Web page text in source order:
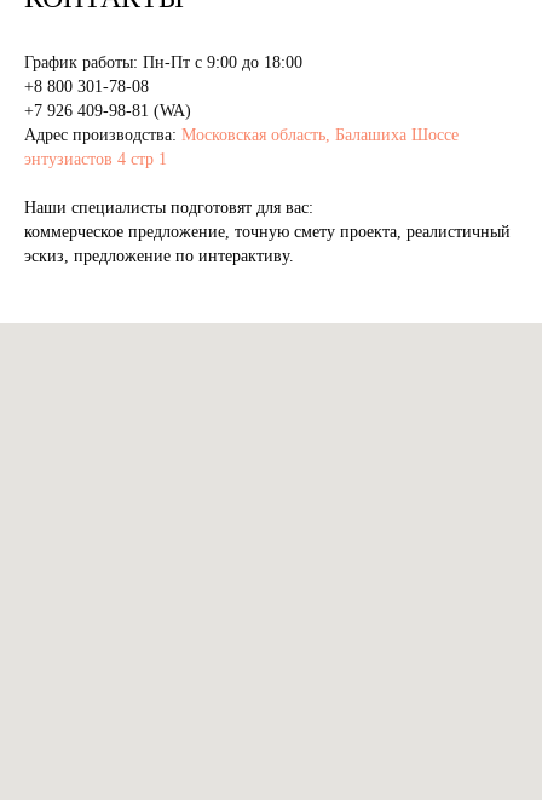
График работы: Пн-Пт с 9:00 до 18:00
+8 800 301-78-08
+7 926 409-98-81 (WA)
Адрес производства: Московская область, Балашиха Шоссе
энтузиастов 4 стр 1
Наши специалисты подготовят для вас:
коммерческое предложение, точную смету проекта, реалистичный
эскиз, предложение по интерактиву.